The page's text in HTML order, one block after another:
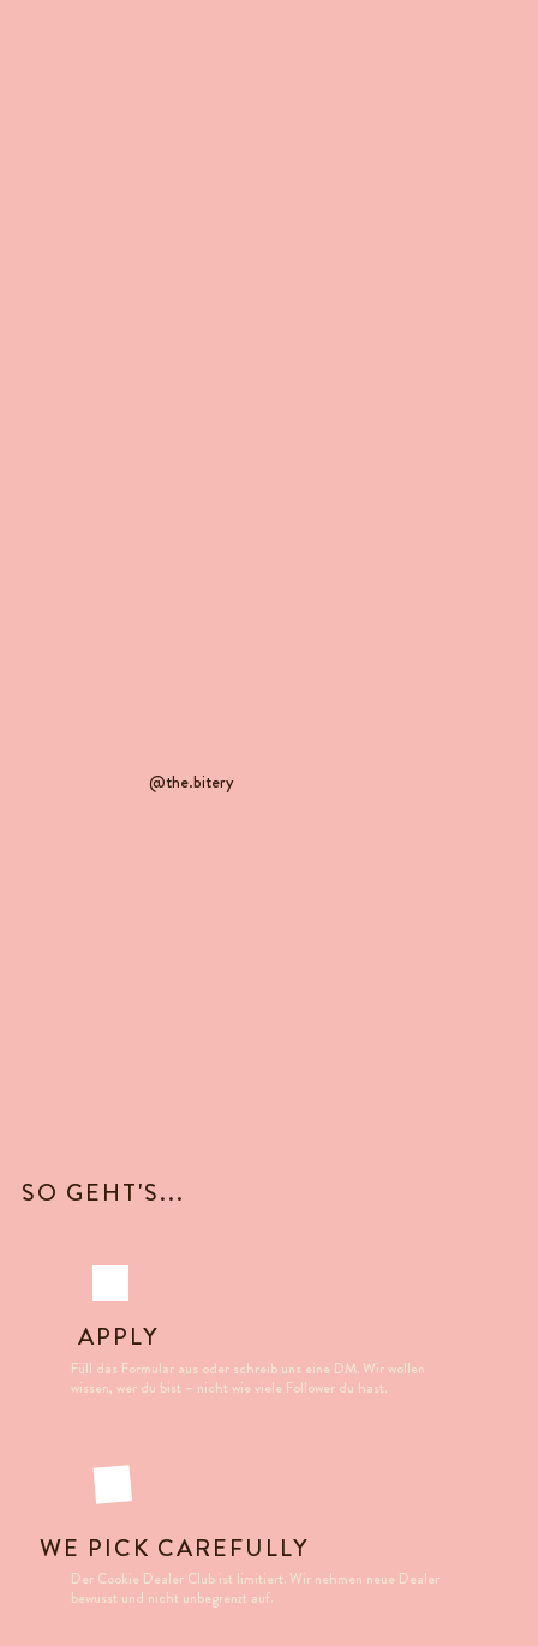
@the.bitery
SO GEHT'S...
APPLY
Füll das Formular aus oder schreib uns eine DM. Wir wollen
wissen, wer du bist – nicht wie viele Follower du hast.
WE PICK CAREFULLY
Der Cookie Dealer Club ist limitiert. Wir nehmen neue Dealer
bewusst und nicht unbegrenzt auf.